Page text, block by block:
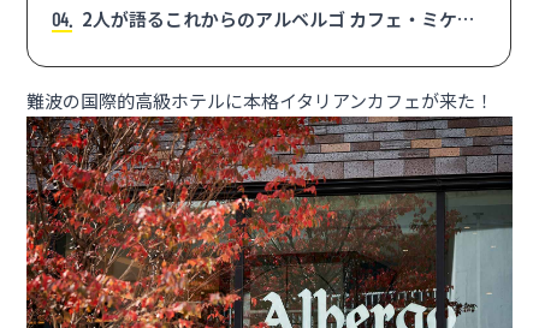
4
2人が語るこれからのアルベルゴ カフェ・ミケラ
難波の国際的高級ホテルに本格イタリアンカフェが来た！